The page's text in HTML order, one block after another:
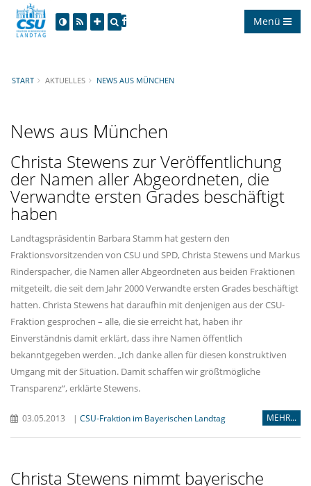
Menü
START AKTUELLES NEWS AUS MÜNCHEN
News aus München
Christa Stewens zur Veröffentlichung
der Namen aller Abgeordneten, die
Verwandte ersten Grades beschäftigt
haben
Landtagspräsidentin Barbara Stamm hat gestern den
Fraktionsvorsitzenden von CSU und SPD, Christa Stewens und Markus
Rinderspacher, die Namen aller Abgeordneten aus beiden Fraktionen
mitgeteilt, die seit dem Jahr 2000 Verwandte ersten Grades beschäftigt
hatten. Christa Stewens hat daraufhin mit denjenigen aus der CSU-
Fraktion gesprochen – alle, die sie erreicht hat, haben ihr
Einverständnis damit erklärt, dass ihre Namen öffentlich
bekanntgegeben werden. „Ich danke allen für diesen konstruktiven
Umgang mit der Situation. Damit schaffen wir größtmögliche
Transparenz“, erklärte Stewens.
03.05.2013 | CSU-Fraktion im Bayerischen Landtag MEHR...
Christa Stewens nimmt bayerische